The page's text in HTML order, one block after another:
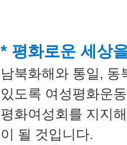
* 평화로운 세상
남북화해와 통일, 동
있도록 여성평화운
평화여성회를 지지
이 될 것입니다.